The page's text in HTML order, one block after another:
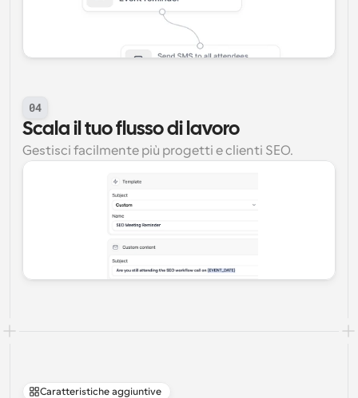
04
Scala il tuo flusso di lavoro
Gestisci facilmente più progetti e clienti SEO.
Caratteristiche aggiuntive